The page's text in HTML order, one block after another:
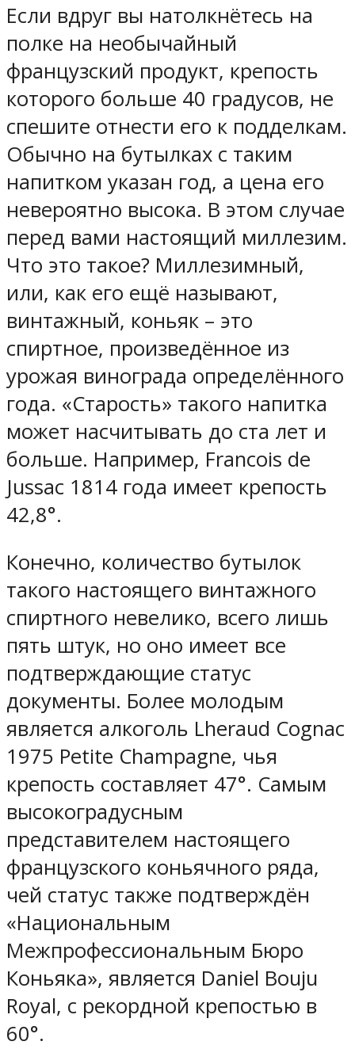
Если вдруг вы натолкнётесь на
полке на необычайный
французский продукт, крепость
которого больше 40 градусов, не
спешите отнести его к подделкам.
Обычно на бутылках с таким
напитком указан год, а цена его
невероятно высока. В этом случае
перед вами настоящий миллезим.
Что это такое? Миллезимный,
или, как его ещё называют,
винтажный, коньяк – это
спиртное, произведённое из
урожая винограда определённого
года. «Старость» такого напитка
может насчитывать до ста лет и
больше. Например, Francois de
Jussac 1814 года имеет крепость
42,8°.
Конечно, количество бутылок
такого настоящего винтажного
спиртного невелико, всего лишь
пять штук, но оно имеет все
подтверждающие статус
документы. Более молодым
является алкоголь Lheraud Cognac
1975 Petite Champagne, чья
крепость составляет 47°. Самым
высокоградусным
представителем настоящего
французского коньячного ряда,
чей статус также подтверждён
«Национальным
Межпрофессиональным Бюро
Коньяка», является Daniel Bouju
Royal, с рекордной крепостью в
60°.